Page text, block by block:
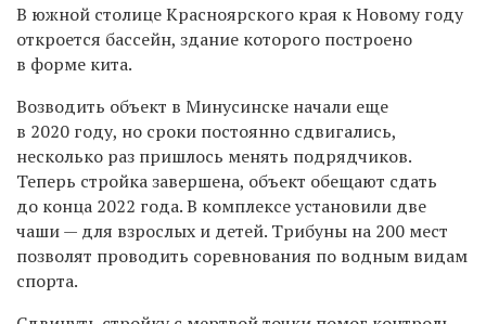
В южной столице Красноярского края к Новому году
откроется бассейн, здание которого построено
в форме кита.
Возводить объект в Минусинске начали еще
в 2020 году, но сроки постоянно сдвигались,
несколько раз пришлось менять подрядчиков.
Теперь стройка завершена, объект обещают сдать
до конца 2022 года. В комплексе установили две
чаши — для взрослых и детей. Трибуны на 200 мест
позволят проводить соревнования по водным видам
спорта.